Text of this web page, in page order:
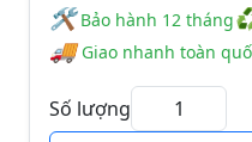
🛠️️ Bảo hành 12 tháng
🚚Giao nhanh toàn
Số lượng